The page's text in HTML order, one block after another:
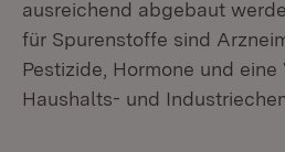
ausreichend abgebaut
für Spurenstoffe sind
Pestizide, Hormone und eine
Haushalts- und